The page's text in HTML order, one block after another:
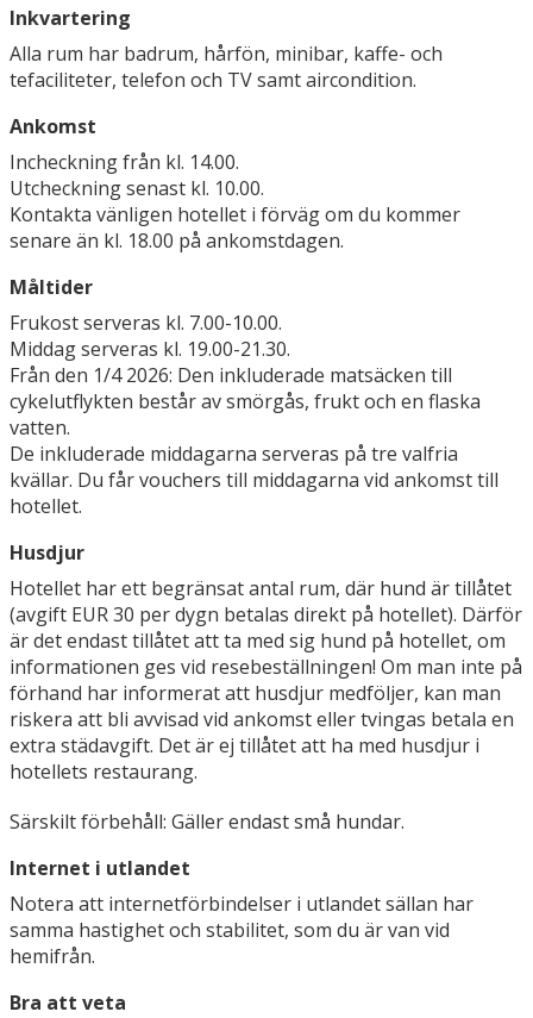
Inkvartering
Alla rum har badrum, hårfön, minibar, kaffe- och
tefaciliteter, telefon och TV samt aircondition.
Ankomst
Incheckning från kl. 14.00.
Utcheckning senast kl. 10.00.
Kontakta vänligen hotellet i förväg om du kommer
senare än kl. 18.00 på ankomstdagen.
Måltider
Frukost serveras kl. 7.00-10.00.
Middag serveras kl. 19.00-21.30.
Från den 1/4 2026: Den inkluderade matsäcken till
cykelutflykten består av smörgås, frukt och en flaska
vatten.
De inkluderade middagarna serveras på tre valfria
kvällar. Du får vouchers till middagarna vid ankomst till
hotellet.
Husdjur
Hotellet har ett begränsat antal rum, där hund är tillåtet
(avgift EUR 30 per dygn betalas direkt på hotellet). Därför
är det endast tillåtet att ta med sig hund på hotellet, om
informationen ges vid resebeställningen! Om man inte på
förhand har informerat att husdjur medföljer, kan man
riskera att bli avvisad vid ankomst eller tvingas betala en
extra städavgift. Det är ej tillåtet att ha med husdjur i
hotellets restaurang.
Särskilt förbehåll: Gäller endast små hundar.
Internet i utlandet
Notera att internetförbindelser i utlandet sällan har
samma hastighet och stabilitet, som du är van vid
hemifrån.
Bra att veta